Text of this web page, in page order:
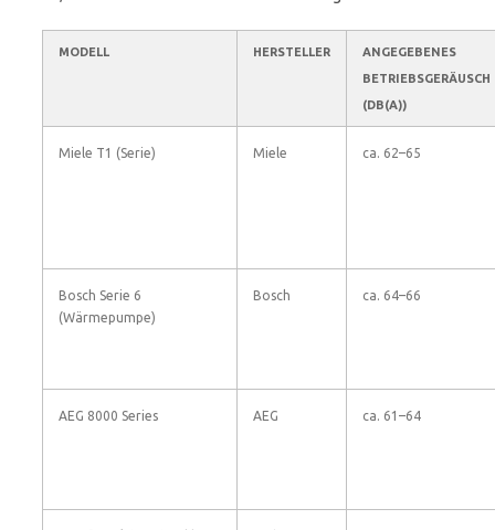
MODELL HERSTELLER
ANGEGEBENES
BETRIEBSGERÄUSCH
(DB(A))
Miele T1 (Serie) Miele ca. 62–65
Bosch Serie 6
(Wärmepumpe)
Bosch ca. 64–66
AEG 8000 Series AEG ca. 61–64